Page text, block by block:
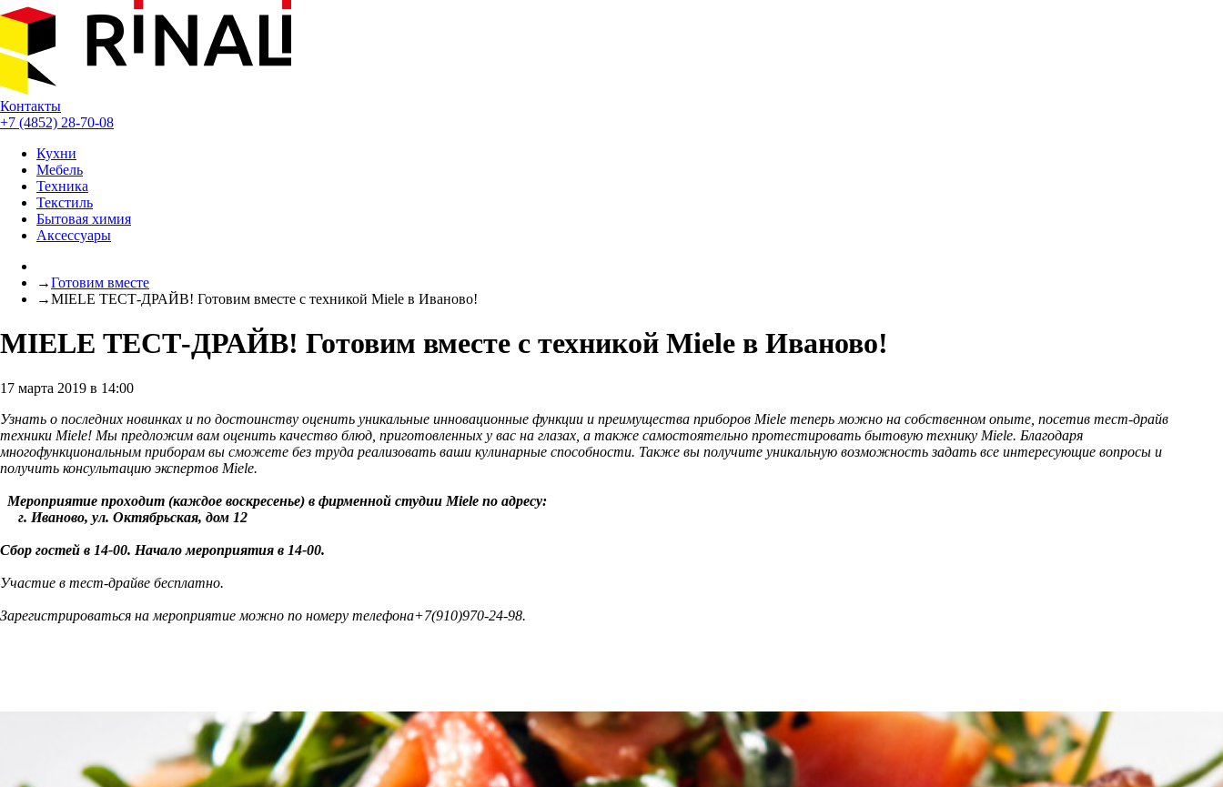
Контакты
+7 (4852) 28-70-08
Кухни
Мебель
Техника
Текстиль
Бытовая химия
Аксессуары
→Готовим вместе
→MIELE ТЕСТ-ДРАЙВ! Готовим вместе с техникой Miele в Иваново!
MIELE ТЕСТ-ДРАЙВ! Готовим вместе с техникой Miele в Иваново!
17 марта 2019 в 14:00
Узнать о последних новинках и по достоинству оценить уникальные инновационные функции и преимущества приборов Miele теперь можно на собственном опыте, посетив тест-драйв
техники Miele! Мы предложим вам оценить качество блюд, приготовленных у вас на глазах, а также самостоятельно протестировать бытовую технику Miele. Благодаря
многофункциональным приборам вы сможете без труда реализовать ваши кулинарные способности. Также вы получите уникальную возможность задать все интересующие вопросы и
получить консультацию экспертов Miele.
Мероприятие проходит (каждое воскресенье) в фирменной студии Miele по адресу:
г. Иваново, ул. Октябрьская, дом 12
Сбор гостей в 14-00. Начало мероприятия в 14-00.
Участие в тест-драйве бесплатно.
Зарегистрироваться на мероприятие можно по номеру телефона+7(910)970-24-98.